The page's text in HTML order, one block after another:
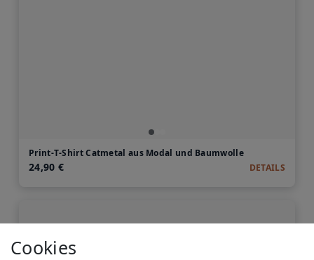
Print-T-Shirt Catmetal aus Modal und Baumwolle
24,90 € DETAILS
Cookies